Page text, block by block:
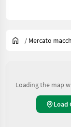
/ Mercato
Loading the map
Load